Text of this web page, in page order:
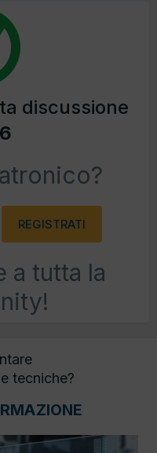
discussione
6
REGISTRATI
a tutta la
tecniche?